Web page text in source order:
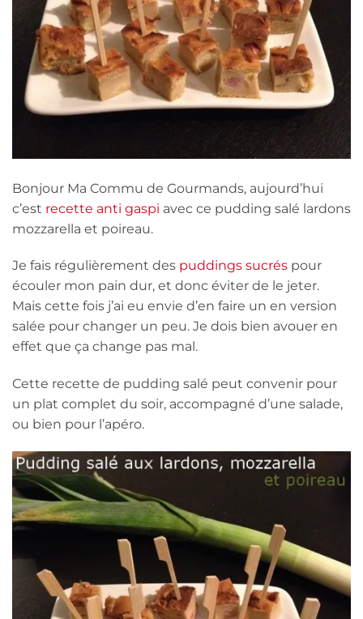
Bonjour Ma Commu de Gourmands, aujourd’hui
c’est recette anti gaspi avec ce pudding salé lardons
mozzarella et poireau.
Je fais régulièrement des puddings sucrés pour
écouler mon pain dur, et donc éviter de le jeter.
Mais cette fois j’ai eu envie d’en faire un en version
salée pour changer un peu. Je dois bien avouer en
effet que ça change pas mal.
Cette recette de pudding salé peut convenir pour
un plat complet du soir, accompagné d’une salade,
ou bien pour l’apéro.